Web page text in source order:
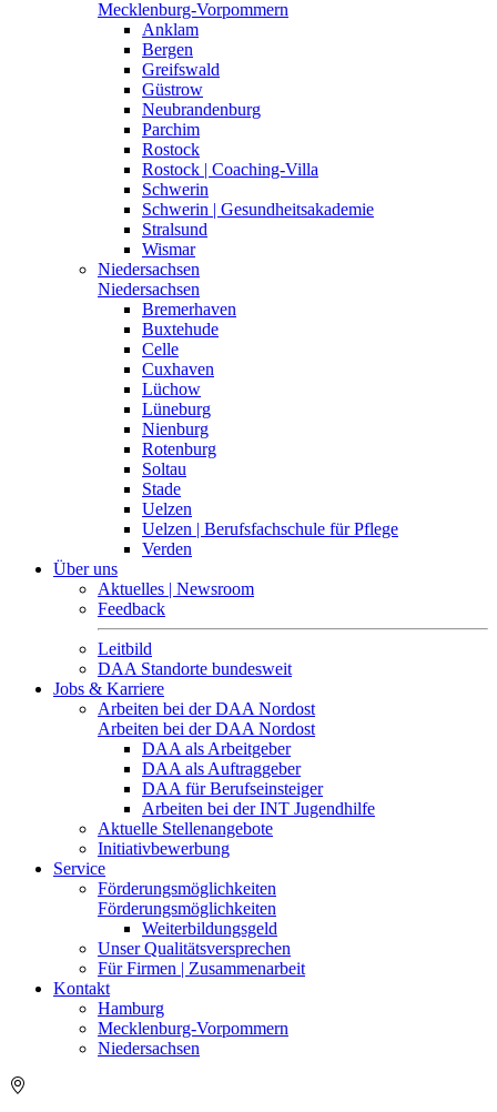
Mecklenburg-Vorpommern
Anklam
Bergen
Greifswald
Güstrow
Neubrandenburg
Parchim
Rostock
Rostock | Coaching-Villa
Schwerin
Schwerin | Gesundheitsakademie
Stralsund
Wismar
Niedersachsen
Niedersachsen
Bremerhaven
Buxtehude
Celle
Cuxhaven
Lüchow
Lüneburg
Nienburg
Rotenburg
Soltau
Stade
Uelzen
Uelzen | Berufsfachschule für Pflege
Verden
Über uns
Aktuelles | Newsroom
Feedback
Leitbild
DAA Standorte bundesweit
Jobs & Karriere
Arbeiten bei der DAA Nordost
Arbeiten bei der DAA Nordost
DAA als Arbeitgeber
DAA als Auftraggeber
DAA für Berufseinsteiger
Arbeiten bei der INT Jugendhilfe
Aktuelle Stellenangebote
Initiativbewerbung
Service
Förderungsmöglichkeiten
Förderungsmöglichkeiten
Weiterbildungsgeld
Unser Qualitätsversprechen
Für Firmen | Zusammenarbeit
Kontakt
Hamburg
Mecklenburg-Vorpommern
Niedersachsen